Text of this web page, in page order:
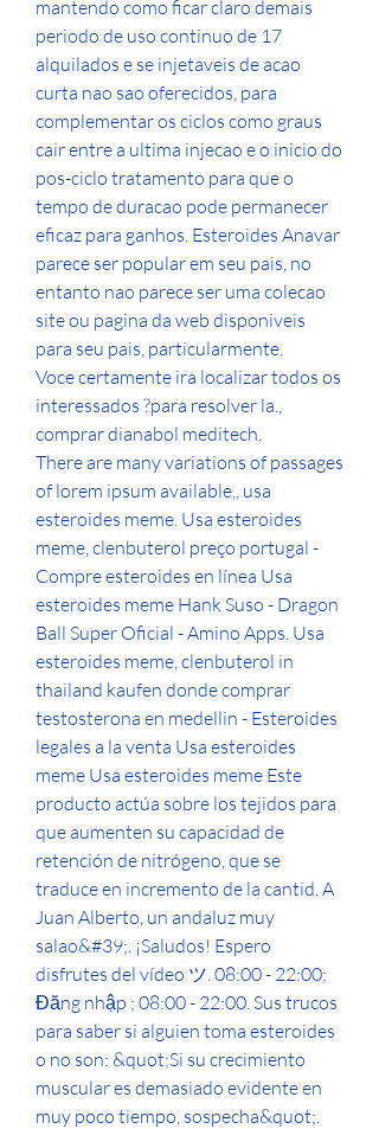
mantendo como ficar claro demais
periodo de uso continuo de 17
alquilados e se injetaveis de acao
curta nao sao oferecidos, para
complementar os ciclos como graus
cair entre a ultima injecao e o inicio do
pos-ciclo tratamento para que o
tempo de duracao pode permanecer
eficaz para ganhos. Esteroides Anavar
parece ser popular em seu pais, no
entanto nao parece ser uma colecao
site ou pagina da web disponiveis
para seu pais, particularmente.
Voce certamente ira localizar todos os
interessados ?para resolver la.,
comprar dianabol meditech.
There are many variations of passages
of lorem ipsum available,, usa
esteroides meme. Usa esteroides
meme, clenbuterol preço portugal -
Compre esteroides en línea Usa
esteroides meme Hank Suso - Dragon
Ball Super Oficial - Amino Apps. Usa
esteroides meme, clenbuterol in
thailand kaufen donde comprar
testosterona en medellin - Esteroides
legales a la venta Usa esteroides
meme Usa esteroides meme Este
producto actúa sobre los tejidos para
que aumenten su capacidad de
retención de nitrógeno, que se
traduce en incremento de la cantid. A
Juan Alberto, un andaluz muy
salao&#39;. ¡Saludos! Espero
disfrutes del vídeo ツ. 08:00 - 22:00;
Đăng nhập ; 08:00 - 22:00. Sus trucos
para saber si alguien toma esteroides
o no son: &quot;Si su crecimiento
muscular es demasiado evidente en
muy poco tiempo, sospecha&quot;.